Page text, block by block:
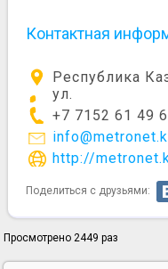
Контактная
Республика
ул.
+7 7152 61 49
http://
Поделиться с друзьями:
Просмотрено 2449 раз